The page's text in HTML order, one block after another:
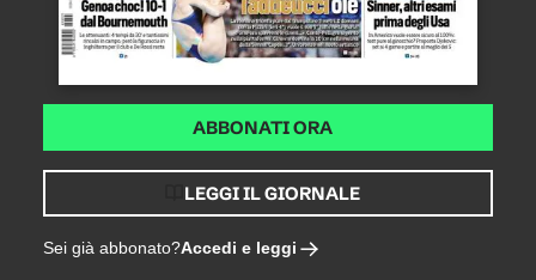
ABBONATI ORA
LEGGI IL GIORNALE
Sei già abbonato?Accedi e leggi